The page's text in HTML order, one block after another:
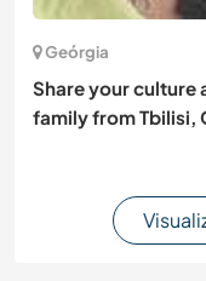
Geórgia
Share your culture
family from Tbilisi,